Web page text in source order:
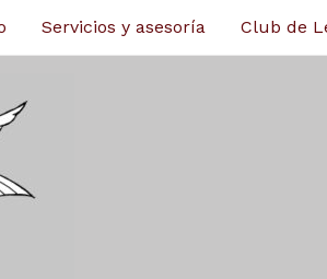
Servicios y asesoría Club de